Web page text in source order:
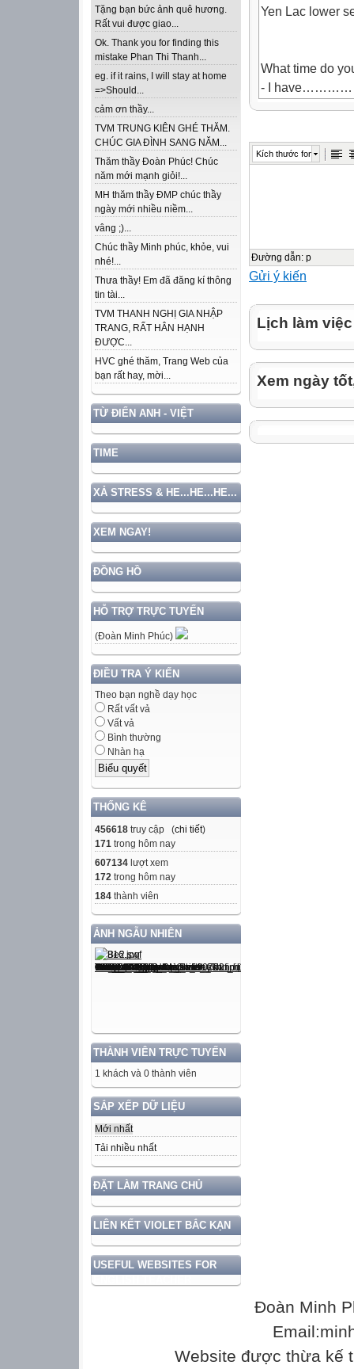
Tặng bạn bức ảnh quê hương.
Rất vui được giao...
Ok. Thank you for finding this
mistake Phan Thi Thanh...
eg. if it rains, I will stay at home
=>Should...
cảm ơn thầy...
TVM TRUNG KIÊN GHÉ THĂM.
CHÚC GIA ĐÌNH SANG NĂM...
Thăm thầy Đoàn Phúc! Chúc
năm mới mạnh giỏi!...
MH thăm thầy ĐMP chúc thầy
ngày mới nhiều niềm...
vâng ;)...
Chúc thầy Minh phúc, khỏe, vui
nhé!...
Thưa thầy! Em đã đăng kí thông
tin tài...
TVM THANH NGHỊ GIA NHẬP
TRANG, RẤT HÂN HẠNH
ĐƯỢC...
HVC ghé thăm, Trang Web của
bạn rất hay, mời...
TỪ ĐIỂN ANH - VIỆT
TIME
XẢ STRESS & HE...HE...HE...
XEM NGAY!
ĐỒNG HỒ
HỖ TRỢ TRỰC TUYẾN
(Đoàn Minh Phúc)
ĐIỀU TRA Ý KIẾN
Theo bạn nghề dạy học
Rất vất vả
Vất vả
Bình thường
Nhàn hạ
THỐNG KÊ
456618 truy cập (chi tiết)
171 trong hôm nay
607134 lượt xem
172 trong hôm nay
184 thành viên
ẢNH NGẪU NHIÊN
THÀNH VIÊN TRỰC TUYẾN
1 khách và 0 thành viên
SẮP XẾP DỮ LIỆU
Mới nhất
Tải nhiều nhất
ĐẶT LÀM TRANG CHỦ
LIÊN KẾT VIOLET BẮC KẠN
USEFUL WEBSITES FOR
Yen Lac lower
What time do
- I
3. What time do
- My
14/11/2010
2
- She is Hoa,
work.
- They are
- They are at
14/11/2010
3
1.Listen. Then
Uncle: Eat
Hoa: I won’t
Uncle: And
Kích thước font
Đường dẫn: p
Gửi ý kiến
Lịch làm việc
Xem ngày
Đoàn Minh
Website được thừa kế